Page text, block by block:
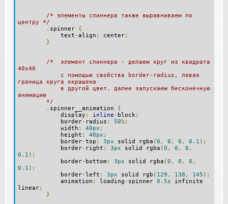
/* элементы спиннера также выравниваем по
центру */
. spinner {
text -align : center;
}
/* элемент спиннера - делаем круг из квадрата
40x40
с помощью свойства border-radius, левая
граница круга окрашена
в другой цвет. далее запускаем бесконечную
анимацию
*/
. spinner__animation {
display : inline - block;
border- radius : 50%;
width : 40px ;
height : 40px ;
border-top : 3px solid rgba ( 0 , 0 , 0 , 0.1 );
border- right : 3px solid rgba ( 0 , 0 , 0 ,
0.1 );
border- bottom : 3px solid rgba ( 0 , 0 , 0 ,
0.1 );
border- left : 3px solid rgb ( 129 , 138 , 145 );
animation : loading - spinner 0.5s infinite
linear;
}